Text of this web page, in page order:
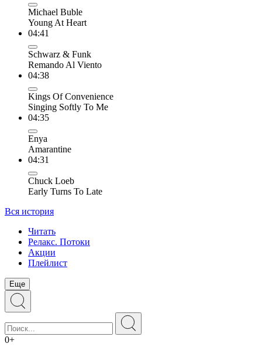
Michael Buble
Young At Heart
04:41
Schwarz & Funk
Remando Al Viento
04:38
Kings Of Convenience
Singing Softly To Me
04:35
Enya
Amarantine
04:31
Chuck Loeb
Early Turns To Late
Вся история
Читать
Релакс. Потоки
Акции
Плейлист
Еще
0+